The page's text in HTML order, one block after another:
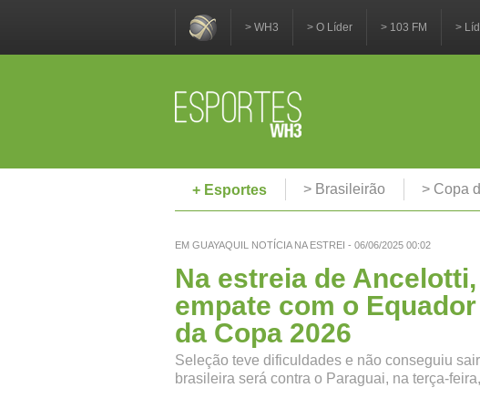
> WH3 > O Líder > 103 FM >
+ Esportes
> Brasileirão > Copa
EM GUAYAQUIL NOTÍCIA NA ESTREI - 06/06/2025 00:02
Na estreia de
empate com o
da Copa 2026
Seleção teve dificuldades e não conseguiu
brasileira será contra o Paraguai, na terça-